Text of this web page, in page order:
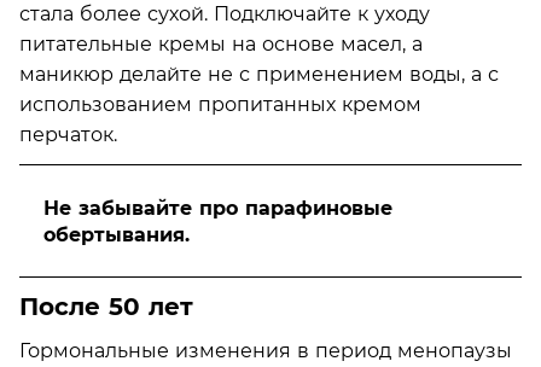
стала более сухой. Подключайте к уходу
питательные кремы на основе масел, а
маникюр делайте не с применением воды, а с
использованием пропитанных кремом
перчаток.
Не забывайте про парафиновые
обертывания.
После 50 лет
Гормональные изменения в период менопаузы